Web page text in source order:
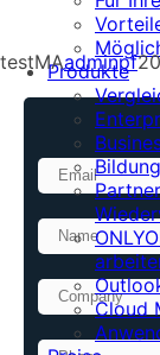
Produkte
Cloud
testMAadminpf